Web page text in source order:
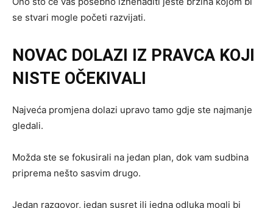
se stvari mogle početi razvijati.
NOVAC DOLAZI IZ PRAVCA KOJI
NISTE OČEKIVALI
Najveća promjena dolazi upravo tamo gdje ste najmanje
gledali.
Možda ste se fokusirali na jedan plan, dok vam sudbina
priprema nešto sasvim drugo.
Jedan razgovor, jedan susret ili jedna odluka mogli bi